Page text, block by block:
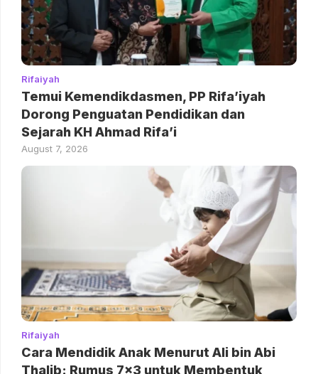
Rifaiyah
Temui Kemendikdasmen, PP Rifa’iyah
Dorong Penguatan Pendidikan dan
Sejarah KH Ahmad Rifa’i
August 7, 2026
Rifaiyah
Cara Mendidik Anak Menurut Ali bin Abi
Thalib: Rumus 7×3 untuk Membentuk